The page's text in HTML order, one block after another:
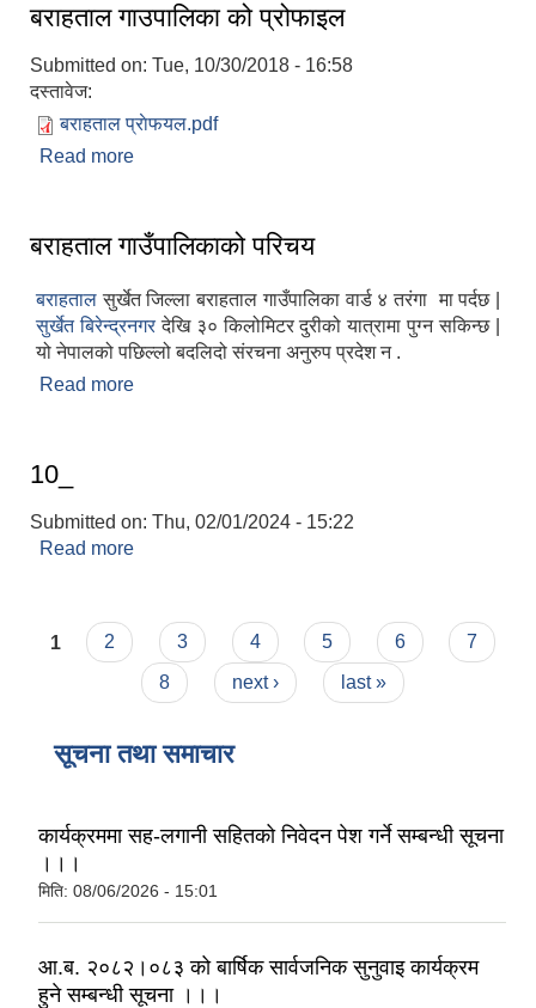
बराहताल गाउपालिका को प्रोफाइल
Submitted on: Tue, 10/30/2018 - 16:58
दस्तावेज:
बराहताल प्राेफयल.pdf
Read more
बराहताल गाउँपालिकाको परिचय
बराहताल सुर्खेत जिल्ला बराहताल गाउँपालिका वार्ड ४ तरंगा मा पर्दछ |
सुर्खेत बिरेन्द्रनगरदेखि ३० किलोमिटर दुरीको यात्रामा पुग्न सकिन्छ |
यो नेपालको पछिल्लो बदलिदो संरचना अनुरुप प्रदेश न .
Read more
10_
Submitted on: Thu, 02/01/2024 - 15:22
Read more
Pages
1 2 3 4 5 6
7
8
next › last »
सूचना तथा समाचार
कार्यक्रममा सह-लगानी सहितको निवेदन पेश गर्ने सम्बन्धी सूचना
।।।
मिति: 08/06/2026 - 15:01
आ.ब. २०८२।०८३ को बार्षिक सार्वजनिक सुनुवाइ कार्यक्रम
हुने सम्बन्धी सूचना ।।।